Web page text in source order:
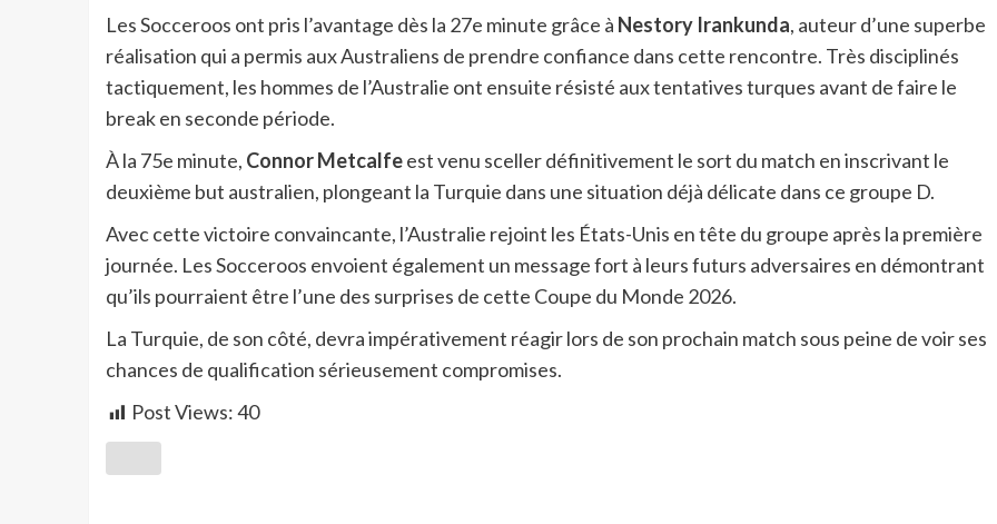
Les Socceroos ont pris l’avantage dès la 27e minute grâce à Nestory Irankunda, auteur d’une superbe
réalisation qui a permis aux Australiens de prendre confiance dans cette rencontre. Très disciplinés
tactiquement, les hommes de l’Australie ont ensuite résisté aux tentatives turques avant de faire le
break en seconde période.
À la 75e minute, Connor Metcalfeest venu sceller définitivement le sort du match en inscrivant le
deuxième but australien, plongeant la Turquie dans une situation déjà délicate dans ce groupe D.
Avec cette victoire convaincante, l’Australie rejoint les États-Unis en tête du groupe après la première
journée. Les Socceroos envoient également un message fort à leurs futurs adversaires en démontrant
qu’ils pourraient être l’une des surprises de cette Coupe du Monde 2026.
La Turquie, de son côté, devra impérativement réagir lors de son prochain match sous peine de voir ses
chances de qualification sérieusement compromises.
Post Views:40